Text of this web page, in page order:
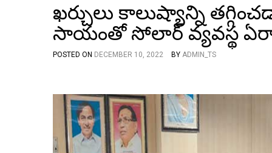
ఖర్చులు కాలుష్యాన్ని
సాయంతో సోలార్ వ్యవస్థ
POSTED ON DECEMBER 10, 2022 BY ADMIN_TS